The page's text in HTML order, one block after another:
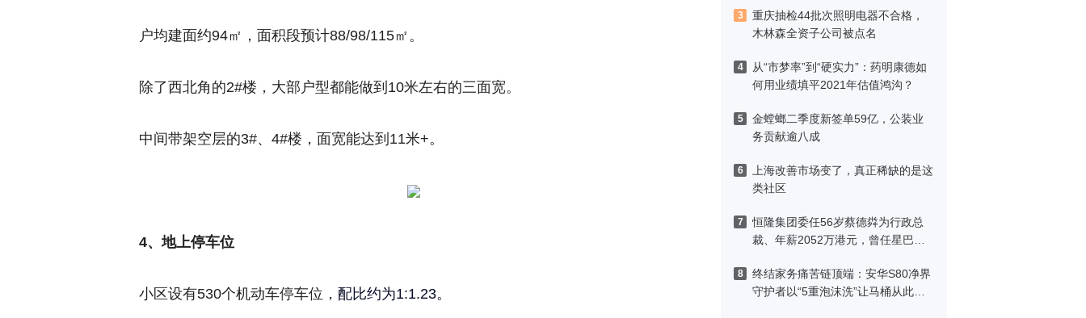
3
重庆抽检44批次照明电器不合格，
木林森全资子公司被点名
4
从“市梦率”到“硬实力”：药明康德如
何用业绩填平2021年估值鸿沟？
5
金螳螂二季度新签单59亿，公装业
务贡献逾八成
6
上海改善市场变了，真正稀缺的是这
类社区
7
恒隆集团委任56岁蔡德粦为行政总
裁、年薪2052万港元，曾任星巴克
8
终结家务痛苦链顶端：安华S80净界
守护者以“5重泡沫洗”让马桶从此免
户均建面约94㎡，面积段预计88/98/115㎡。
除了西北角的2#楼，大部户型都能做到10米左右的三面宽。
中间带架空层的3#、4#楼，面宽能达到11米+。
4、地上停车位
小区设有530个机动车停车位， 配比约为1:1.23。